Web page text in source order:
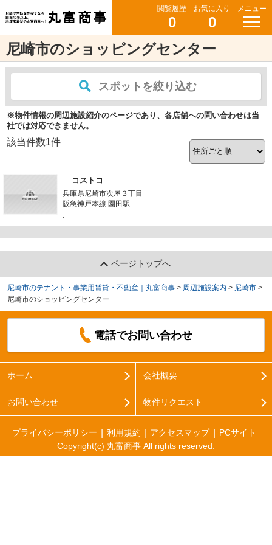
閲覧履歴
0
お気に入り
0
メニュー
尼崎市のショッピングセンター
スポットを絞り込む
※物件情報の周辺施設紹介のページであり、各店舗への問い合わせは当
社では対応できません。
該当件数1件
コストコ
兵庫県尼崎市次屋３丁目
阪急神戸本線 園田駅
-
ページトップへ
尼崎市のテナント・事業用賃貸・不動産｜丸富商事 > 周辺施設案内 > 尼崎市 >
尼崎市のショッピングセンター
電話でお問い合わせ
ホーム 会社概要
お問い合わせ 物件リクエスト
プライバシーポリシー 利用規約 アクセスマップ
PCサイト
Copyright(c) 丸富商事 All rights reserved.